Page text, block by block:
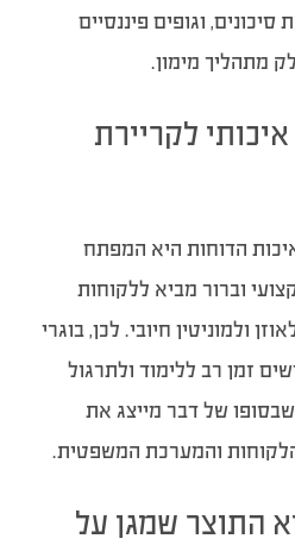
וגופים פיננסיים
מתהליך מימון.
לקריירת
הדוחות היא המפתח
וברור מביא ללקוחות
ולמוניטין חיובי. לכן, בוגרי
זמן רב ללימוד ולתרגול
של דבר מייצג את
והמערכת המשפטית.
התוצר שמגן על